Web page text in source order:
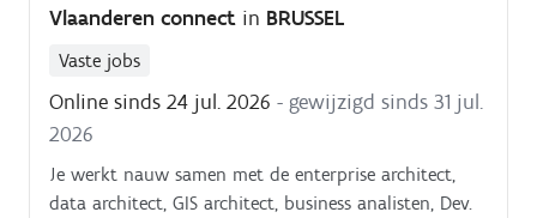
Vlaanderen connect in BRUSSEL
Vaste jobs
Online sinds 24 jul. 2026 - gewijzigd sinds 31 jul.
2026
Je werkt nauw samen met de enterprise architect,
data architect, GIS architect, business analisten, Dev.